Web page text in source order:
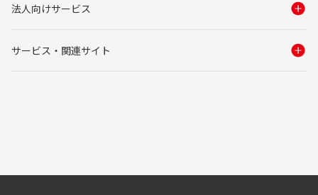
法人向けサービス
サービス・関連サイト